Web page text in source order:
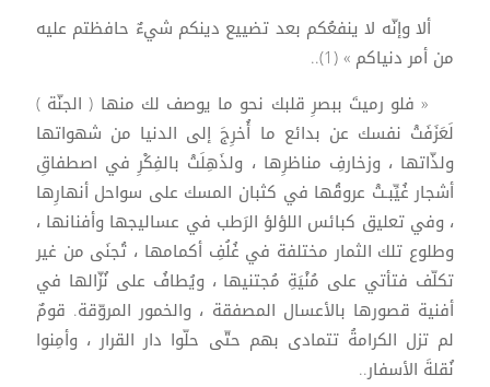
ألا وإنّه لا ينفعُكم بعد تضييع دينكم شيءٌ حافظتم عليه
من أمر دنياكم » (1)..
« فلو رميتَ ببصرِ قلبك نحو ما يوصف لك منها ( الجنّة )
لَعَزَفَتْ نفسك عن بدائع ما أُخرِجَ إلى الدنيا من شهواتها
ولذّاتها ، وزخارفِ مناظرِها ، ولذَهِلَتْ بالفِكْرِ في اصطفاقِ
أشجار غُيِّبـتْ عروقُها في كثبان المسك على سواحل أنهارِها
، وفي تعليق كبائس اللؤلؤ الرَطب في عساليجها وأفنانها ،
وطلوع تلك الثمار مختلفة في غُلُفِ أكمامها ، تُجنَى من غير
تكلّف فتأتي على مُنْيَةِ مُجتنيها ، ويُطافُ على نُزّالها في
أفنية قصورها بالأعسال المصفقة ، والخمور المروّقة. قومٌ
لم تزل الكرامةُ تتمادى بهم حتّى حلّوا دار القرار ، وأمِنوا
نُقلةَ الأسفار..